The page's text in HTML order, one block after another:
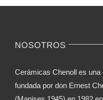
NOSOTROS
Cerámicas Chenoll es una
fundada por don Ernest